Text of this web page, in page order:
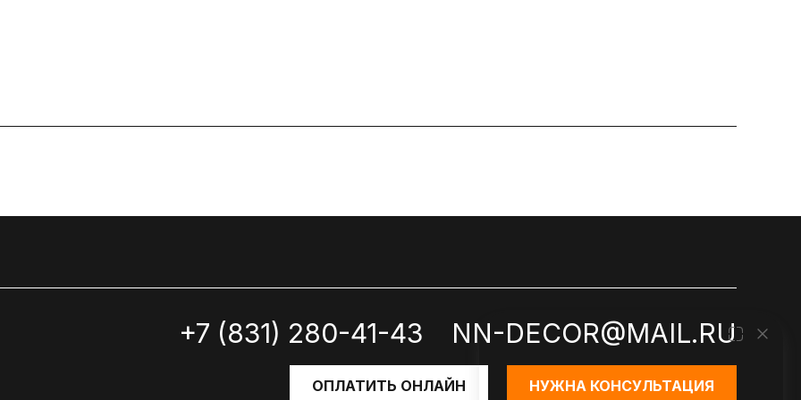
+7 (831) 280-41-43 NN-DECOR@MAIL.RU
ОПЛАТИТЬ ОНЛАЙН НУЖНА КОНСУЛЬТАЦИЯ